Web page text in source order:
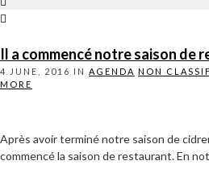
Il a commencé notre saison de
4 JUNE, 2016 IN AGENDA NON
MORE
Après avoir terminé notre saison de
commencé la saison de restaurant. En